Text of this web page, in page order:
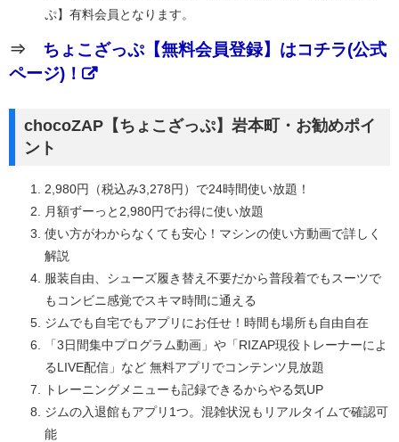
ぷ】有料会員となります。
⇒ ちょこざっぷ【無料会員登録】はコチラ(公式
ページ)！
chocoZAP【ちょこざっぷ】岩本町・お勧めポイ
ント
2,980円（税込み3,278円）で24時間使い放題！
月額ずーっと2,980円でお得に使い放題
使い方がわからなくても安心！マシンの使い方動画で詳しく
解説
服装自由、シューズ履き替え不要だから普段着でもスーツで
もコンビニ感覚でスキマ時間に通える
ジムでも自宅でもアプリにお任せ！時間も場所も自由自在
「3日間集中プログラム動画」や「RIZAP現役トレーナーによ
るLIVE配信」など 無料アプリでコンテンツ見放題
トレーニングメニューも記録できるからやる気UP
ジムの入退館もアプリ1つ。混雑状況もリアルタイムで確認可
能